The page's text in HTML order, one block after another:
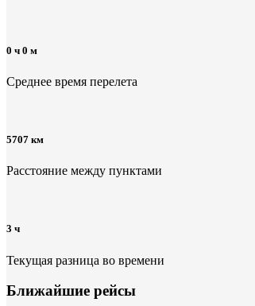
0 ч 0 м
Среднее время перелета
5707 км
Расстояние между пунктами
3 ч
Текущая разница во времени
Ближайшие рейсы